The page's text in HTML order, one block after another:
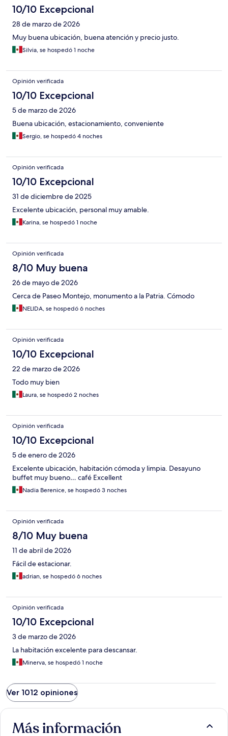
10/10 Excepcional
28 de marzo de 2026
Muy buena ubicación, buena atención y precio justo.
Silvia, se hospedó 1 noche
Opinión verificada
10/10 Excepcional
5 de marzo de 2026
Buena ubicación, estacionamiento, conveniente
Sergio, se hospedó 4 noches
Opinión verificada
10/10 Excepcional
31 de diciembre de 2025
Excelente ubicación, personal muy amable.
Karina, se hospedó 1 noche
Opinión verificada
8/10 Muy buena
26 de mayo de 2026
Cerca de Paseo Montejo, monumento a la Patria. Cómodo
NELIDA, se hospedó 6 noches
Opinión verificada
10/10 Excepcional
22 de marzo de 2026
Todo muy bien
Laura, se hospedó 2 noches
Opinión verificada
10/10 Excepcional
5 de enero de 2026
Excelente ubicación, habitación cómoda y limpia. Desayuno
buffet muy bueno… café Excellent
Nadia Berenice, se hospedó 3 noches
Opinión verificada
8/10 Muy buena
11 de abril de 2026
Fácil de estacionar.
adrian, se hospedó 6 noches
Opinión verificada
10/10 Excepcional
3 de marzo de 2026
La habitación excelente para descansar.
Minerva, se hospedó 1 noche
Ver 1012 opiniones
Más información